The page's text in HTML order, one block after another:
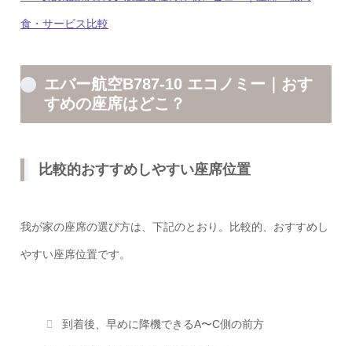
食・サービス比較
エバー航空B787-10 エコノミー｜おす
すめの座席はどこ？
比較的おすすめしやすい座席位置
我が家の座席の選び方は、下記のとおり。比較的、おすすめし
やすい座席位置です。
到着後、早めに降機できるA〜C側の前方